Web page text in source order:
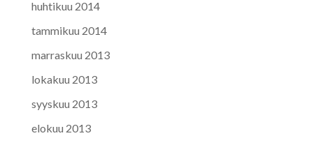
huhtikuu 2014
tammikuu 2014
marraskuu 2013
lokakuu 2013
syyskuu 2013
elokuu 2013